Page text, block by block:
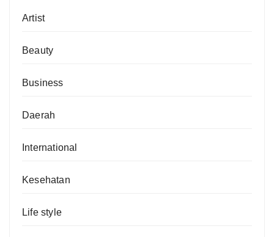
Artist
Beauty
Business
Daerah
International
Kesehatan
Life style